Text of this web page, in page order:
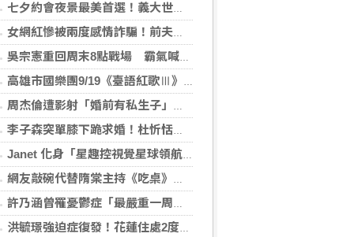
七夕約會夜景最美首選！義大世界1折搶精品 夜景＋K歌摩天輪浪漫爆表
女網紅慘被兩度感情詐騙！前夫假割頸詐光200萬再遇假富商「養套殺2000萬」
吳宗憲重回周末8點戰場 霸氣喊話「Passion一定要在」
高雄市國樂團9/19《臺語紅歌Ⅲ》彼个年代音樂會
周杰倫遭影射「婚前有私生子」登熱搜 經紀公司怒斥造謠
李子森突單膝下跪求婚！杜忻恬鬆口點頭條件
Janet 化身「星趣控視覺星球領航員」首度帶帥兒Egan公開同台
網友敲碗代替隋棠主持《吃桌》 Janet：我是來玩的
許乃涵曾罹憂鬱症「最嚴重一周沒洗澡」！每天醒來就哭 喊話：出毛病就去看諮商
洪毓璟強迫症復發！花蓮住處2度失火留陰影 出門前狂拍插頭、彈指確認